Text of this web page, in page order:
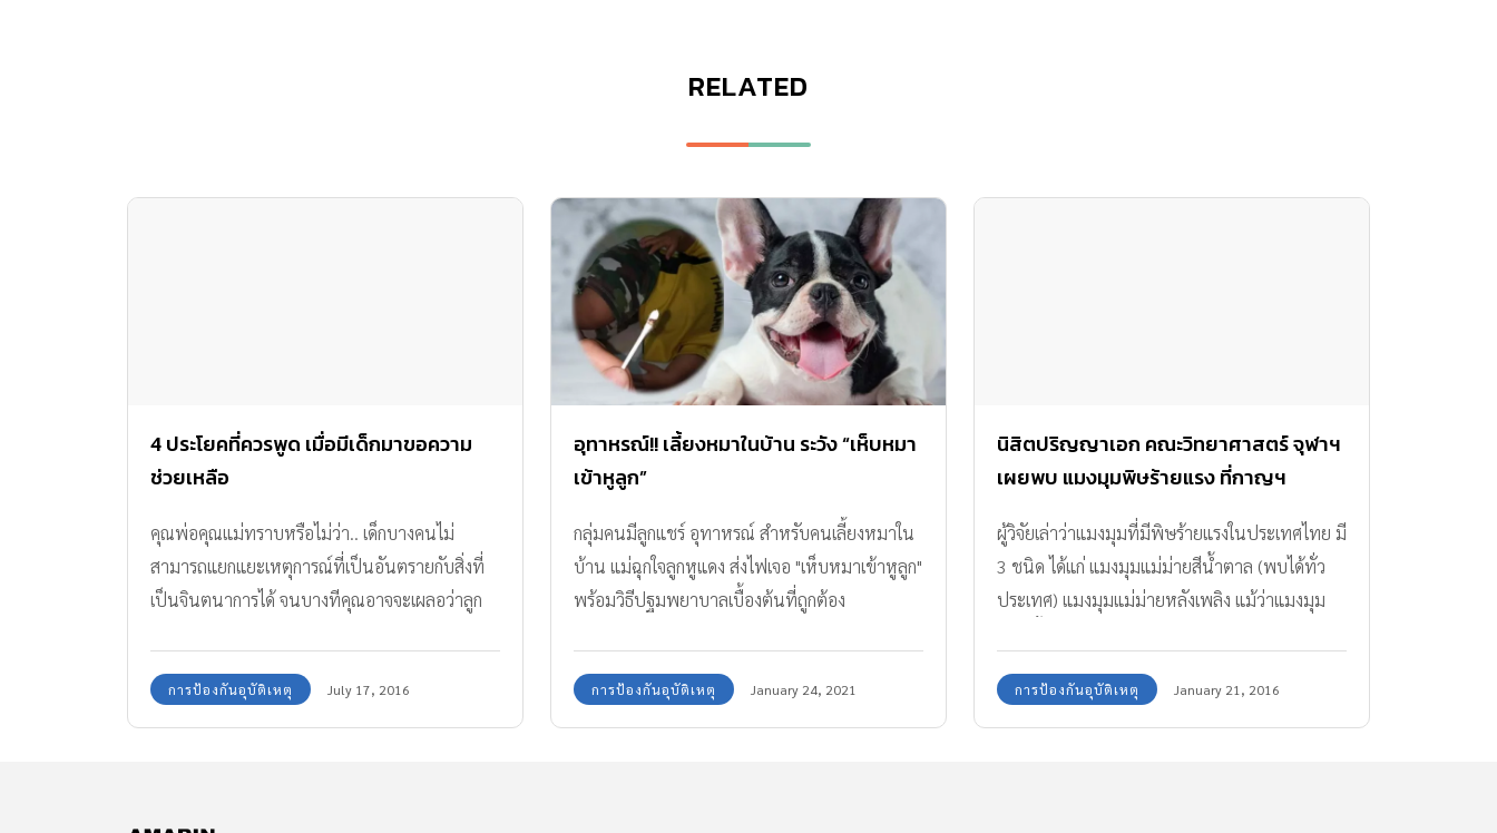
RELATED
4 ประโยคที่ควรพูด เมื่อมีเด็กมาขอความ
ช่วยเหลือ
คุณพ่อคุณแม่ทราบหรือไม่ว่า.. เด็กบางคนไม่
สามารถแยกแยะเหตุการณ์ที่เป็นอันตรายกับสิ่งที่
เป็นจินตนาการได้ จนบางทีคุณอาจจะเผลอว่าลูก
อันตรายที่จะเข้ามาใกล้ลูกเรา
การป้องกันอุบัติเหตุ July 17, 2016
อุทาหรณ์!! เลี้ยงหมาในบ้าน ระวัง “เห็บหมา
เข้าหูลูก”
กลุ่มคนมีลูกแชร์ อุทาหรณ์ สำหรับคนเลี้ยงหมาใน
บ้าน แม่ฉุกใจลูกหูแดง ส่งไฟเจอ "เห็บหมาเข้าหูลูก"
พร้อมวิธีปฐมพยาบาลเบื้องต้นที่ถูกต้อง
การป้องกันอุบัติเหตุ January 24, 2021
นิสิตปริญญาเอก คณะวิทยาศาสตร์ จุฬาฯ
เผยพบ แมงมุมพิษร้ายแรง ที่กาญฯ
ผู้วิจัยเล่าว่าแมงมุมที่มีพิษร้ายแรงในประเทศไทย มี
3 ชนิด ได้แก่ แมงมุมแม่ม่ายสีน้ำตาล (พบได้ทั่ว
ประเทศ) แมงมุมแม่ม่ายหลังเพลิง แม้ว่าแมงมุม
เติบโตของระบบนิเวศตามธรรมชาติ
การป้องกันอุบัติเหตุ January 21, 2016